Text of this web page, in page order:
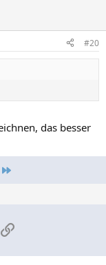
#20
das besser
Link